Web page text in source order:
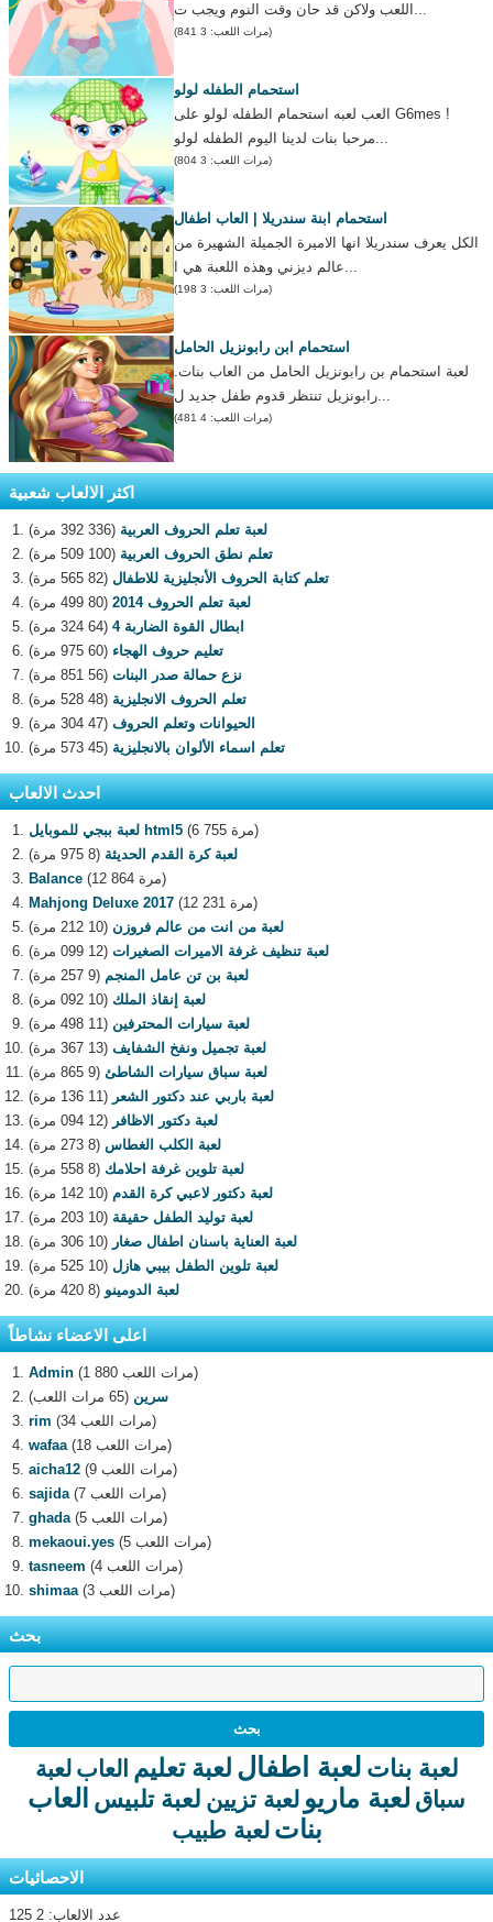
اللعب ولاكن قد حان وقت النوم ويجب ت...
(مرات اللعب: 3 841)
استحمام الطفله لولو
العب لعبه استحمام الطفله لولو على G6mes !
مرحبا بنات لدينا اليوم الطفله لولو...
(مرات اللعب: 3 804)
استحمام ابنة سندريلا | العاب اطفال
الكل يعرف سندريلا انها الاميرة الجميلة الشهيرة من
عالم ديزني وهذه اللعبة هي ا...
(مرات اللعب: 3 198)
استحمام ابن رابونزيل الحامل
لعبة استحمام بن رابونزيل الحامل من العاب بنات.
رابونزيل تنتظر قدوم طفل جديد ل...
(مرات اللعب: 4 481)
اكثر الالعاب شعبية
لعبة تعلم الحروف العربية (336 392 مرة)
تعلم نطق الحروف العربية (100 509 مرة)
تعلم كتابة الحروف الأنجليزية للاطفال (82 565 مرة)
لعبة تعلم الحروف 2014
(80 499 مرة)
ابطال القوة الضاربة 4
(64 324 مرة)
تعليم حروف الهجاء (60 975 مرة)
نزع حمالة صدر البنات (56 851 مرة)
تعلم الحروف الانجليزية (48 528 مرة)
الحيوانات وتعلم الحروف (47 304 مرة)
تعلم اسماء الألوان بالانجليزية (45 573 مرة)
احدث الالعاب
لعبة ببجي للموبايل html5
(6 755 مرة)
لعبة كرة القدم الحديثة (8 975 مرة)
Balance
(12 864 مرة)
Mahjong Deluxe 2017
(12 231 مرة)
لعبة من انت من عالم فروزن (10 212 مرة)
لعبة تنظيف غرفة الاميرات الصغيرات (12 099 مرة)
لعبة بن تن عامل المنجم (9 257 مرة)
لعبة إنقاذ الملك (10 092 مرة)
لعبة سيارات المحترفين (11 498 مرة)
لعبة تجميل ونفخ الشفايف (13 367 مرة)
لعبة سباق سيارات الشاطئ (9 865 مرة)
لعبة باربي عند دكتور الشعر (11 136 مرة)
لعبة دكتور الاظافر (12 094 مرة)
لعبة الكلب الغطاس (8 273 مرة)
لعبة تلوين غرفة احلامك (8 558 مرة)
لعبة دكتور لاعبي كرة القدم (10 142 مرة)
لعبة توليد الطفل حقيقة (10 203 مرة)
لعبة العناية باسنان اطفال صغار (10 306 مرة)
لعبة تلوين الطفل بيبي هازل (10 525 مرة)
لعبة الدومينو (8 420 مرة)
اعلى الاعضاء نشاطاً
Admin
(1 880 مرات اللعب)
سرين (65 مرات اللعب)
rim
(34 مرات اللعب)
wafaa
(18 مرات اللعب)
aicha12
(9 مرات اللعب)
sajida
(7 مرات اللعب)
ghada
(5 مرات اللعب)
mekaoui.yes
(5 مرات اللعب)
tasneem
(4 مرات اللعب)
shimaa
(3 مرات اللعب)
بحث
لعبة بنات لعبة اطفال لعبة تعليم العاب لعبة
سباق لعبة ماريو لعبة تزيين لعبة تلبيس العاب
بنات لعبة طبيب
الاحصائيات
عدد الالعاب: 2 125